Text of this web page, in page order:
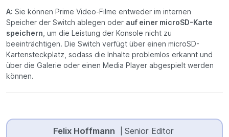
A: Sie können Prime Video-Filme entweder im internen
Speicher der Switch ablegen oder auf einer microSD-Karte
speichern , um die Leistung der Konsole nicht zu
beeinträchtigen. Die Switch verfügt über einen microSD-
Kartensteckplatz, sodass die Inhalte problemlos erkannt und
über die Galerie oder einen Media Player abgespielt werden
können.
Felix Hoffmann Senior Editor